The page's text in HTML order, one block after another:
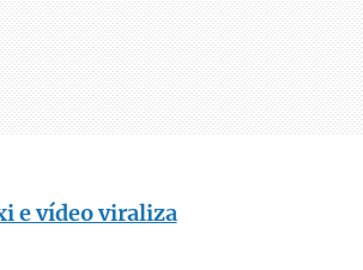
e vídeo viraliza